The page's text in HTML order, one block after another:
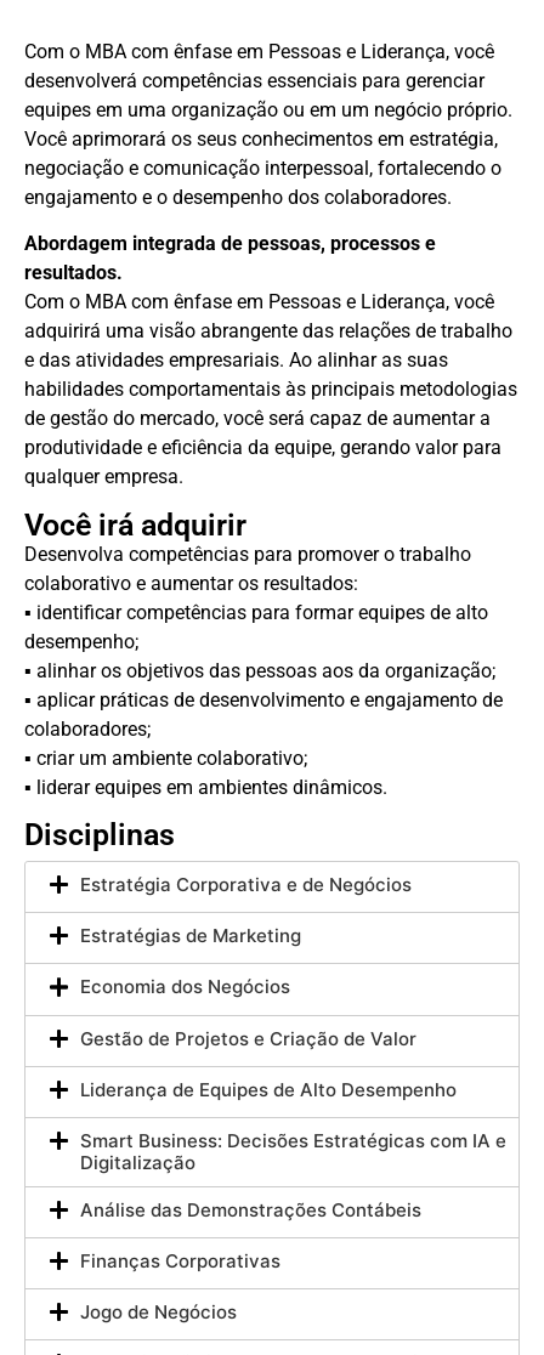
Com o MBA com ênfase em Pessoas e Liderança, você
desenvolverá competências essenciais para gerenciar
equipes em uma organização ou em um negócio próprio.
Você aprimorará os seus conhecimentos em estratégia,
negociação e comunicação interpessoal, fortalecendo o
engajamento e o desempenho dos colaboradores.
Abordagem integrada de pessoas, processos e
resultados.
Com o MBA com ênfase em Pessoas e Liderança, você
adquirirá uma visão abrangente das relações de trabalho
e das atividades empresariais. Ao alinhar as suas
habilidades comportamentais às principais metodologias
de gestão do mercado, você será capaz de aumentar a
produtividade e eficiência da equipe, gerando valor para
qualquer empresa.
Você irá adquirir
Desenvolva competências para promover o trabalho
colaborativo e aumentar os resultados:
▪ identificar competências para formar equipes de alto
desempenho;
▪ alinhar os objetivos das pessoas aos da organização;
▪ aplicar práticas de desenvolvimento e engajamento de
colaboradores;
▪ criar um ambiente colaborativo;
▪ liderar equipes em ambientes dinâmicos.
Disciplinas
Estratégia Corporativa e de Negócios
Estratégias de Marketing
Economia dos Negócios
Gestão de Projetos e Criação de Valor
Liderança de Equipes de Alto Desempenho
Smart Business: Decisões Estratégicas com IA e
Digitalização
Análise das Demonstrações Contábeis
Finanças Corporativas
Jogo de Negócios